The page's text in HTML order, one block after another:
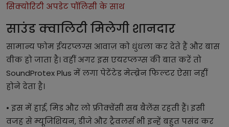
सिक्योरिटी अपडेट पॉलिसी के साथ
साउंड क्वालिटी मिलेगी शानदार
सामान्य फोम ईयरप्लग्स आवाज़ को धुंधला कर देते हैं और बास
वीक हो जाता है। वहीं अगर इस एयरप्लग्स की बात करें तो
SoundProtex Plus में लगा पेटेंटेड मेम्ब्रेन फिल्टर ऐसा नहीं
होने देता है।
• इस में हाई, मिड और लो फ्रीक्वेंसी सब बैलेंस रहती हैं। इसी
वजह से म्यूजिशियन, डीजे और ट्रैवलर्स भी इन्हें बहुत पसंद कर